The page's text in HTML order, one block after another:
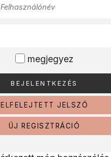
megjegyez
ELFELEJTETT JELSZÓ
ÚJ REGISZTRÁCIÓ